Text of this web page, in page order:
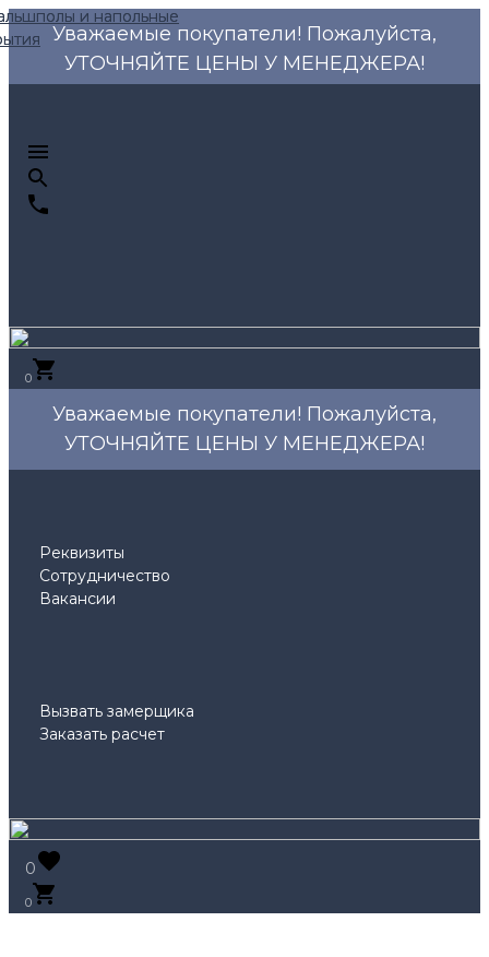
Уважаемые покупатели! Пожалуйста,
УТОЧНЯЙТЕ ЦЕНЫ У МЕНЕДЖЕРА!
0
Уважаемые покупатели! Пожалуйста,
УТОЧНЯЙТЕ ЦЕНЫ У МЕНЕДЖЕРА!
Реквизиты
Сотрудничество
Вакансии
Вызвать замерщика
Заказать расчет
0
0